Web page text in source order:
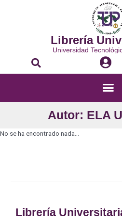
Librería
Universidad
Autor: ELA
No se ha encontrado nada...
Librería